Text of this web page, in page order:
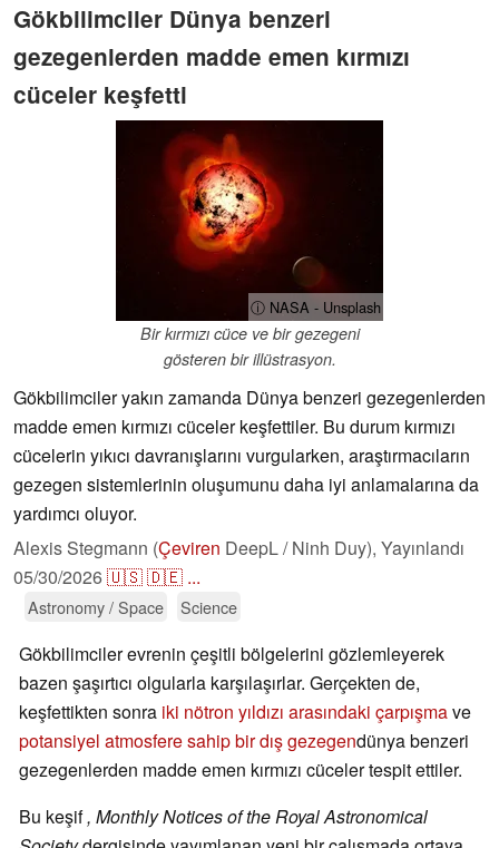
Gökbilimciler Dünya benzeri
gezegenlerden madde emen kırmızı
cüceler keşfetti
ⓘ NASA - Unsplash
Bir kırmızı cüce ve bir gezegeni
gösteren bir illüstrasyon.
Gökbilimciler yakın zamanda Dünya benzeri gezegenlerden
madde emen kırmızı cüceler keşfettiler. Bu durum kırmızı
cücelerin yıkıcı davranışlarını vurgularken, araştırmacıların
gezegen sistemlerinin oluşumunu daha iyi anlamalarına da
yardımcı oluyor.
Alexis Stegmann (Çeviren DeepL / Ninh Duy), Yayınlandı
05/30/2026🇺🇸🇩🇪 ...
Astronomy / Space Science
Gökbilimciler evrenin çeşitli bölgelerini gözlemleyerek
bazen şaşırtıcı olgularla karşılaşırlar. Gerçekten de,
keşfettikten sonra iki nötron yıldızı arasındaki çarpışmave
potansiyel atmosfere sahip bir dış gezegendünya benzeri
gezegenlerden madde emen kırmızı cüceler tespit ettiler.
Bu keşif, Monthly Notices of the Royal Astronomical